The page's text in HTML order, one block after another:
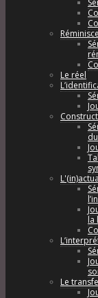
Le réel
la
Le